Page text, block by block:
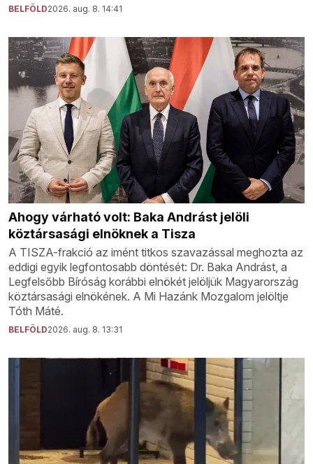
BELFÖLD2026. aug. 8. 14:41
Ahogy várható volt: Baka Andrást jelöli
köztársasági elnöknek a Tisza
A TISZA-frakció az imént titkos szavazással meghozta az
eddigi egyik legfontosabb döntését: Dr. Baka Andrást, a
Legfelsőbb Bíróság korábbi elnökét jelöljük Magyarország
köztársasági elnökének. A Mi Hazánk Mozgalom jelöltje
Tóth Máté.
BELFÖLD2026. aug. 8. 13:31